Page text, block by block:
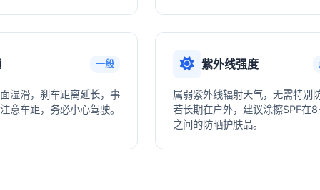
一般
湿滑，刹车距离延长，事
意车距，务必小心驾驶。
紫外线强度
属弱紫外线辐射天气，无需特别
若长期在户外，建议涂擦SPF在
之间的防晒护肤品。